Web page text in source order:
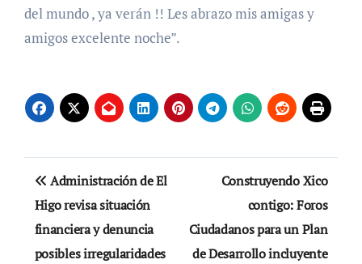
del mundo , ya verán !! Les abrazo mis amigas y
amigos excelente noche”.
Navegación
de
entradas
Administración de El
Higo revisa situación
financiera y denuncia
posibles irregularidades
Construyendo Xico
contigo: Foros
Ciudadanos para un Plan
de Desarrollo incluyente